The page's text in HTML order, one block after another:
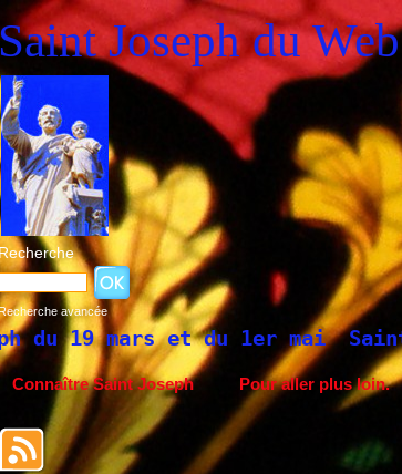
Joseph du Web
Recherche
avancée
et du 1er mai Saint Joseph à
Connaître Saint Joseph Pour aller plus loin.